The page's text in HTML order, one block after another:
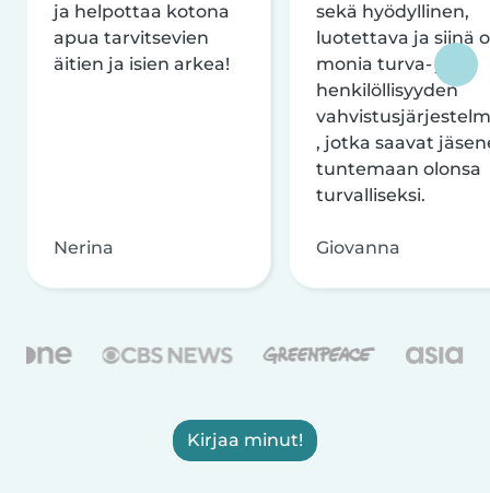
ja helpottaa kotona
apua tarvitsevien
äitien ja isien arkea!
Nerina
sekä hyödyllinen,
luotettava ja siinä
monia turva- ja
henkilöllisyyden
, jotka saavat
tuntemaan olonsa
turvalliseksi.
Giovanna
Kirjaa minut!